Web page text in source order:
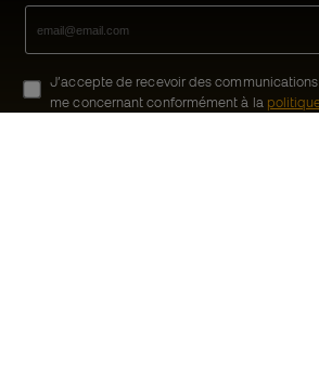
J’accepte de recevoir des
me concernant conformément à la